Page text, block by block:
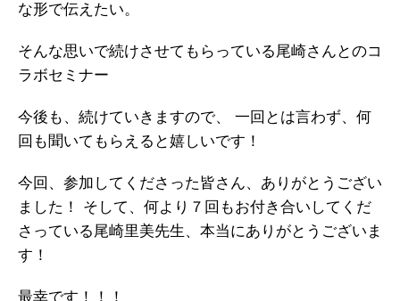
な形で伝えたい。
そんな思いで続けさせてもらっている尾崎さんとのコ
ラボセミナー
今後も、続けていきますので、
一回とは言わず、何
回も聞いてもらえると嬉しいです！
今回、参加してくださった皆さん、ありがとうござい
ました！
そして、何より７回もお付き合いしてくだ
さっている尾崎里美先生、本当にありがとうございま
す！
最幸です！！！